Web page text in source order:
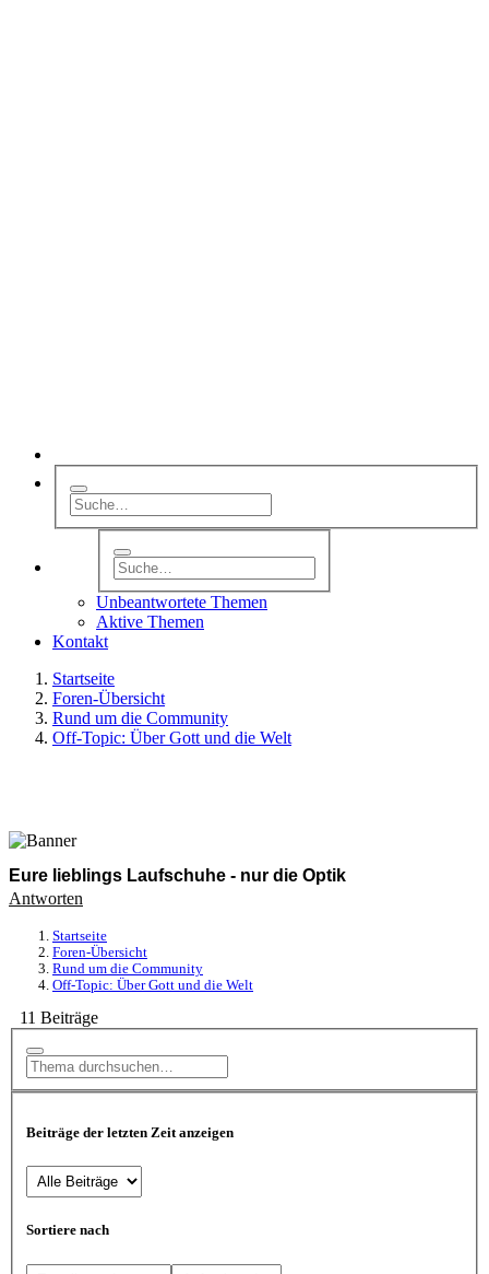
Unbeantwortete Themen
Aktive Themen
Kontakt
Startseite
Foren-Übersicht
Rund um die Community
Off-Topic: Über Gott und die Welt
Eure lieblings Laufschuhe - nur die Optik
Antworten
Startseite
Foren-Übersicht
Rund um die Community
Off-Topic: Über Gott und die Welt
11 Beiträge
Beiträge der letzten Zeit anzeigen
Sortiere nach